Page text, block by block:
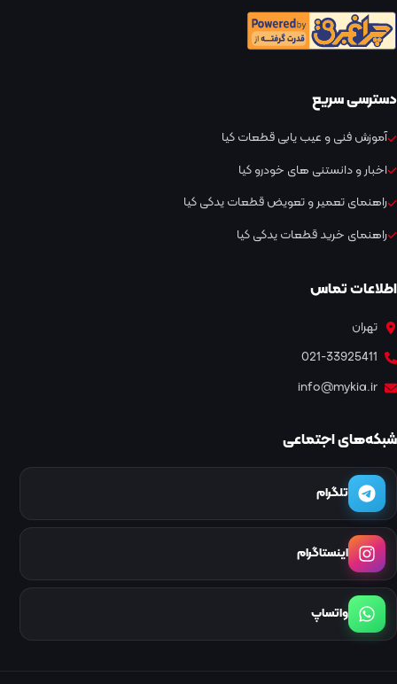
دسترسی سریع
آموزش فنی و عیب یابی قطعات کیا
اخبار و دانستنی های خودرو کیا
راهنمای تعمیر و تعویض قطعات یدکی کیا
راهنمای خرید قطعات یدکی کیا
اطلاعات تماس
تهران
021-33925411
info@mykia.ir
شبکه‌های اجتماعی
تلگرام
اینستاگرام
واتساپ